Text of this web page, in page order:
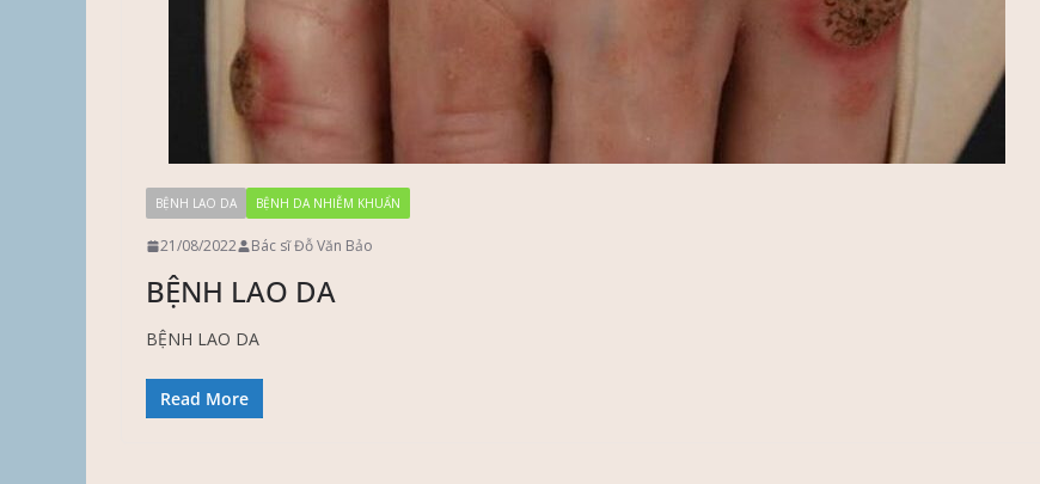
BỆNH LAO DA BỆNH DA NHIỄM KHUẨN
21/08/2022 Bác sĩ Đỗ Văn Bảo
BỆNH LAO DA
BỆNH LAO DA
Read More